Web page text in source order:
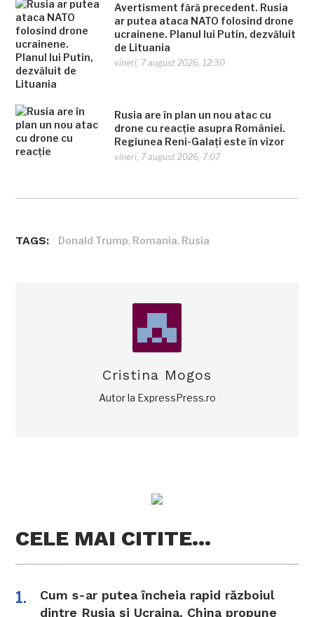
Avertisment fără precedent. Rusia
ar putea ataca NATO folosind drone
ucrainene. Planul lui Putin, dezvăluit
de Lituania
vineri, 7 august 2026, 12:30
Rusia are în plan un nou atac cu
drone cu reacție asupra României.
Regiunea Reni-Galați este în vizor
vineri, 7 august 2026, 7:07
TAGS: Donald Trump, Romania, Rusia
Cristina Mogos
Autor la ExpressPress.ro
CELE MAI CITITE…
Cum s-ar putea încheia rapid războiul
dintre Rusia și Ucraina. China propune